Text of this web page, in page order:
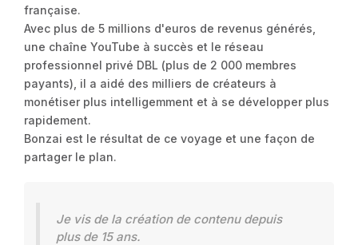
française.
Avec plus de 5 millions d'euros de revenus générés,
une chaîne YouTube à succès et le réseau
professionnel privé DBL (plus de 2 000 membres
payants), il a aidé des milliers de créateurs à
monétiser plus intelligemment et à se développer plus
rapidement.
Bonzai est le résultat de ce voyage et une façon de
partager le plan.
Je vis de la création de contenu depuis
plus de 15 ans.